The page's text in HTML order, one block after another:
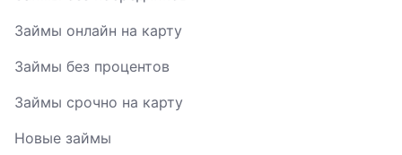
Займы онлайн на карту
Займы без процентов
Займы срочно на карту
Новые займы